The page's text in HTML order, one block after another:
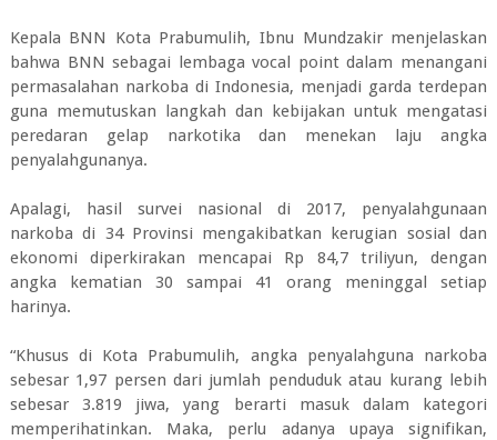
Kepala BNN Kota Prabumulih, Ibnu Mundzakir menjelaskan
bahwa BNN sebagai lembaga vocal point dalam menangani
permasalahan narkoba di Indonesia, menjadi garda terdepan
guna memutuskan langkah dan kebijakan untuk mengatasi
peredaran gelap narkotika dan menekan laju angka
penyalahgunanya.
Apalagi, hasil survei nasional di 2017, penyalahgunaan
narkoba di 34 Provinsi mengakibatkan kerugian sosial dan
ekonomi diperkirakan mencapai Rp 84,7 triliyun, dengan
angka kematian 30 sampai 41 orang meninggal setiap
harinya.
“Khusus di Kota Prabumulih, angka penyalahguna narkoba
sebesar 1,97 persen dari jumlah penduduk atau kurang lebih
sebesar 3.819 jiwa, yang berarti masuk dalam kategori
memperihatinkan. Maka, perlu adanya upaya signifikan,